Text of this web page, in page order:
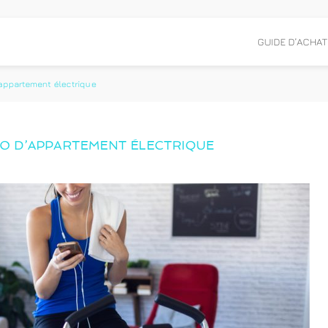
GUIDE D’ACHAT
électrique
D’APPARTEMENT ÉLECTRIQUE